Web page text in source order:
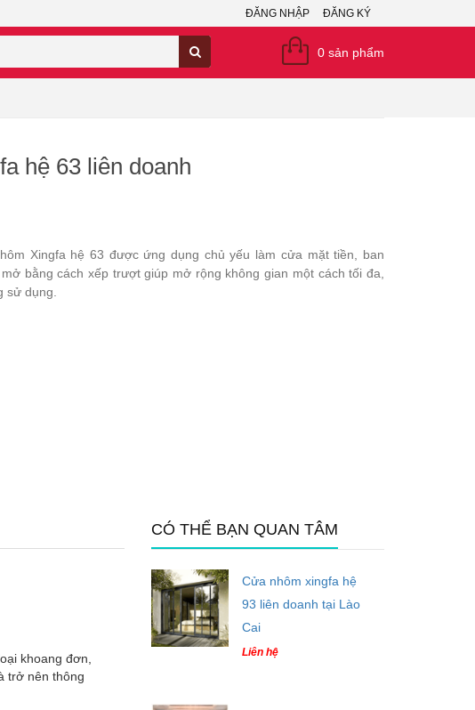
ĐĂNG NHẬP ĐĂNG KÝ
0 sản phẩm
hệ 63 liên doanh
Xingfa hệ 63 được ứng dụng chủ yếu làm cửa mặt tiền, ban
bằng cách xếp trượt giúp mở rộng không gian một cách tối đa,
sử dụng.
khoang đơn,
trở nên thông
CÓ THỂ BẠN QUAN TÂM
Cửa nhôm xingfa hệ
93 liên doanh tại Lào
Cai
Liên hệ